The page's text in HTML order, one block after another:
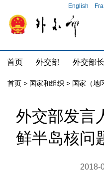
English
首页 外交部 外交部长
首页 > 国家和组织 > 国家（地
外交部发言
鲜半岛核问
2018-